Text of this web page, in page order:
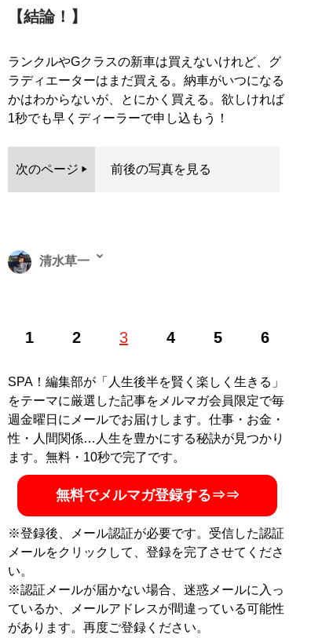
【結論！】
ランクルやGクラスの新車は買えないけれど、グ
ラディエーターはまだ買える。納車がいつになる
かはわからないが、とにかく買える。欲しければ
1秒でも早くディーラーで申し込もう！
次のページ 前後の写真を見る
1 2 3 4 5 6
清水草一
ター。『
そのフェラーリください!!
』をはじめとするお
路の謎 』などの著作で道路交通ジャーナリストとしても
活動中
記事一覧へ
SPA！編集部が「人生後半を賢く楽しく生きる」
をテーマに厳選した記事をメルマガ会員限定で毎
週金曜日にメールでお届けします。仕事・お金・
性・人間関係…人生を豊かにする秘訣が見つかり
ます。無料・10秒で完了です。
無料でメルマガ登録する⇒⇒
※登録後、メール認証が必要です。受信した認証
メールをクリックして、登録を完了させてくださ
い。
※認証メールが届かない場合、迷惑メールに入っ
ているか、メールアドレスが間違っている可能性
があります。再度ご登録ください。